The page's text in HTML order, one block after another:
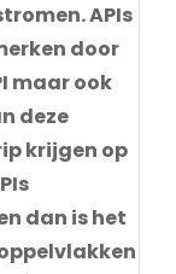
APIs
door
maar ook
deze
krijgen op
dan is het